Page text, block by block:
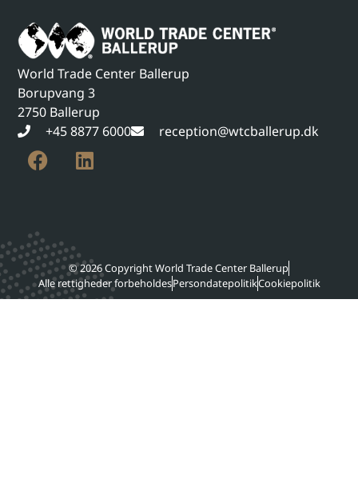
World Trade Center Ballerup
Borupvang 3
2750 Ballerup
+45 8877 6000
reception@wtcballerup.dk
© 2026 Copyright World Trade Center Ballerup
Alle rettigheder forbeholdesPersondatepolitikCookiepolitik